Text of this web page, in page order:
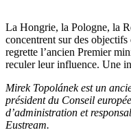
La Hongrie, la Pologne, la
concentrent sur des
regrette l’ancien Premier
reculer leur influence. Une
Mirek Topolánek est un
président du Conseil
d’administration et
Eustream.